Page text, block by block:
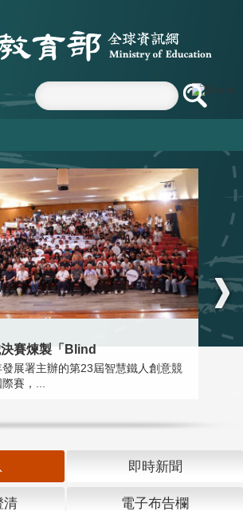
賽煉製「Blind
展署主辦的第23屆智慧鐵人創意競
賽，...
即時新聞
清 電子布告欄